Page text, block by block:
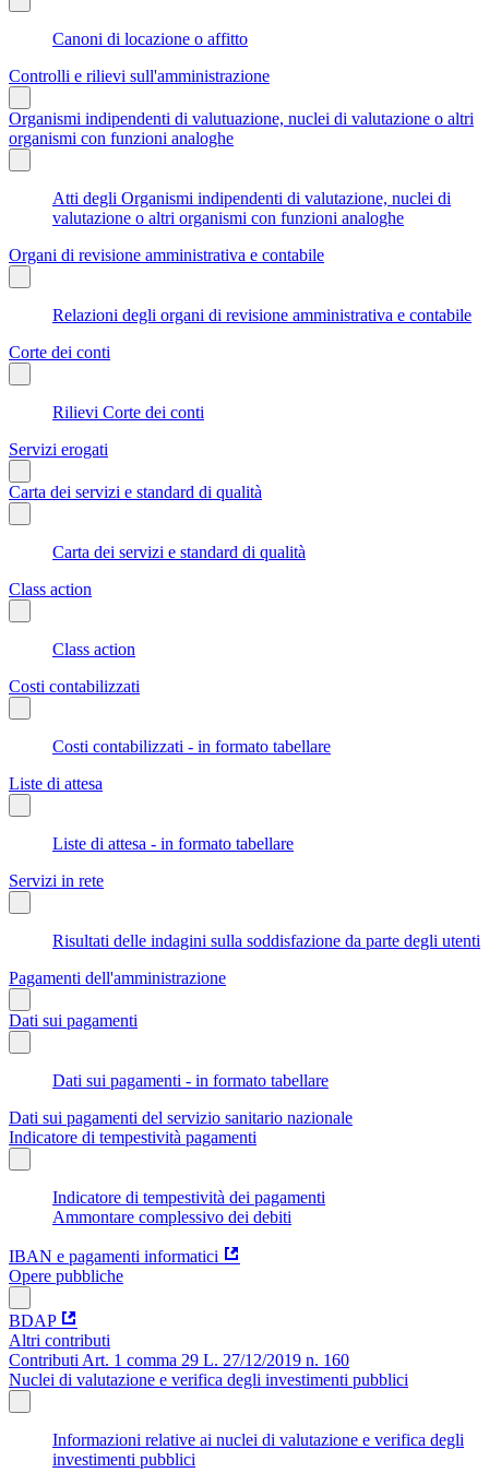
Canoni di locazione o affitto
Controlli e rilievi sull'amministrazione
Organismi indipendenti di valutuazione, nuclei di valutazione o altri
organismi con funzioni analoghe
Atti degli Organismi indipendenti di valutazione, nuclei di
valutazione o altri organismi con funzioni analoghe
Organi di revisione amministrativa e contabile
Relazioni degli organi di revisione amministrativa e contabile
Corte dei conti
Rilievi Corte dei conti
Servizi erogati
Carta dei servizi e standard di qualità
Carta dei servizi e standard di qualità
Class action
Class action
Costi contabilizzati
Costi contabilizzati - in formato tabellare
Liste di attesa
Liste di attesa - in formato tabellare
Servizi in rete
Risultati delle indagini sulla soddisfazione da parte degli utenti
Pagamenti dell'amministrazione
Dati sui pagamenti
Dati sui pagamenti - in formato tabellare
Dati sui pagamenti del servizio sanitario nazionale
Indicatore di tempestività pagamenti
Indicatore di tempestività dei pagamenti
Ammontare complessivo dei debiti
IBAN e pagamenti informatici
Opere pubbliche
BDAP
Altri contributi
Contributi Art. 1 comma 29 L. 27/12/2019 n. 160
Nuclei di valutazione e verifica degli investimenti pubblici
Informazioni relative ai nuclei di valutazione e verifica degli
investimenti pubblici